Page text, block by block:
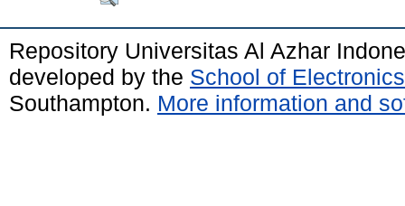
Repository Universitas Al Azhar
developed by the School of
Southampton. More information and